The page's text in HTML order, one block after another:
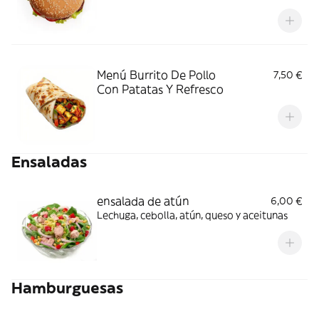
Menú Burrito De Pollo
Con Patatas Y Refresco
7,50 €
Ensaladas
ensalada de atún
6,00 €
Lechuga, cebolla, atún, queso y aceitunas
Hamburguesas